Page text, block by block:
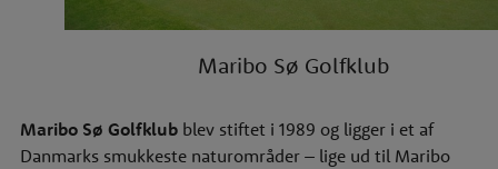
Maribo Sø Golfklub
Maribo Sø Golfklubblev stiftet i 1989 og ligger i et af
Danmarks smukkeste naturområder – lige ud til Maribo